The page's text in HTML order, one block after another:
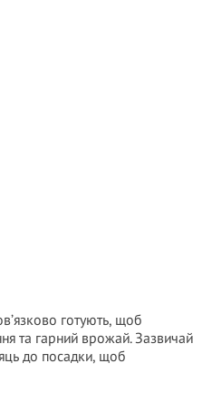
готують, щоб
та гарний врожай. Зазвичай
до посадки, щоб